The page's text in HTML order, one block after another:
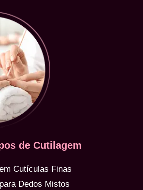
de Cutilagem
Cutículas Finas
Dedos Mistos